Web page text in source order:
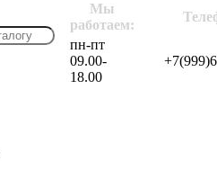
Мы
работаем:
пн-пт
09.00-
18.00